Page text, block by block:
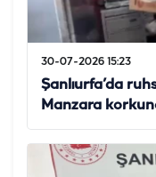
30-07-2026 15:23
Şanlıurfa’da
Manzara